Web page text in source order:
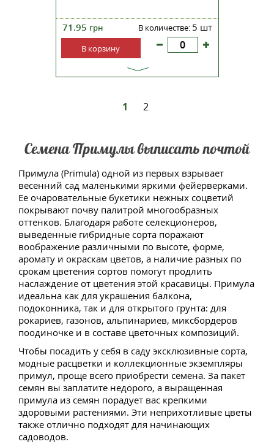
Семена Примулы выписать почтой
Примула (Primula) одной из первых взрывает
весенний сад маленькими яркими фейерверками.
Ее очаровательные букетики нежных соцветий
покрывают почву палитрой многообразных
оттенков. Благодаря работе селекционеров,
выведенные гибридные сорта поражают
воображение различными по высоте, форме,
аромату и окраскам цветов, а наличие разных по
срокам цветения сортов помогут продлить
наслаждение от цветения этой красавицы. Примула
идеальна как для украшения балкона,
подоконника, так и для открытого грунта: для
рокариев, газонов, альпинариев, миксбордеров
поодиночке и в составе цветочных композиций.
Чтобы посадить у себя в саду эксклюзивные сорта,
модные расцветки и коллекционные экземпляры
примул, проще всего приобрести семена. За пакет
семян вы заплатите недорого, а выращенная
примула из семян порадует вас крепкими
здоровыми растениями. Эти неприхотливые цветы
также отлично подходят для начинающих
садоводов.
71.95 грн В количестве: 5 шт
В корзину
1 2